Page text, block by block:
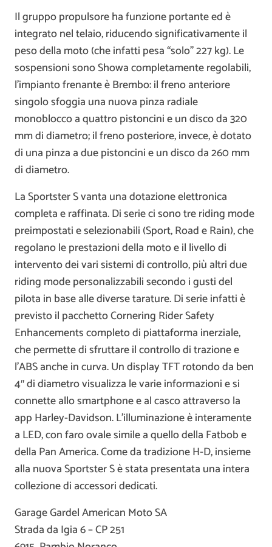
Il gruppo propulsore ha funzione portante ed è
integrato nel telaio, riducendo significativamente il
peso della moto (che infatti pesa “solo” 227 kg). Le
sospensioni sono Showa completamente regolabili,
l’impianto frenante è Brembo: il freno anteriore
singolo sfoggia una nuova pinza radiale
monoblocco a quattro pistoncini e un disco da 320
mm di diametro; il freno posteriore, invece, è dotato
di una pinza a due pistoncini e un disco da 260 mm
di diametro.
La Sportster S vanta una dotazione elettronica
completa e raffinata. Di serie ci sono tre riding mode
preimpostati e selezionabili (Sport, Road e Rain), che
regolano le prestazioni della moto e il livello di
intervento dei vari sistemi di controllo, più altri due
riding mode personalizzabili secondo i gusti del
pilota in base alle diverse tarature. Di serie infatti è
previsto il pacchetto Cornering Rider Safety
Enhancements completo di piattaforma inerziale,
che permette di sfruttare il controllo di trazione e
l’ABS anche in curva. Un display TFT rotondo da ben
4″ di diametro visualizza le varie informazioni e si
connette allo smartphone e al casco attraverso la
app Harley-Davidson. L’illuminazione è interamente
a LED, con faro ovale simile a quello della Fatbob e
della Pan America. Come da tradizione H-D, insieme
alla nuova Sportster S è stata presentata una intera
collezione di accessori dedicati.
Garage Gardel American Moto SA
Strada da Igia 6 – CP 251